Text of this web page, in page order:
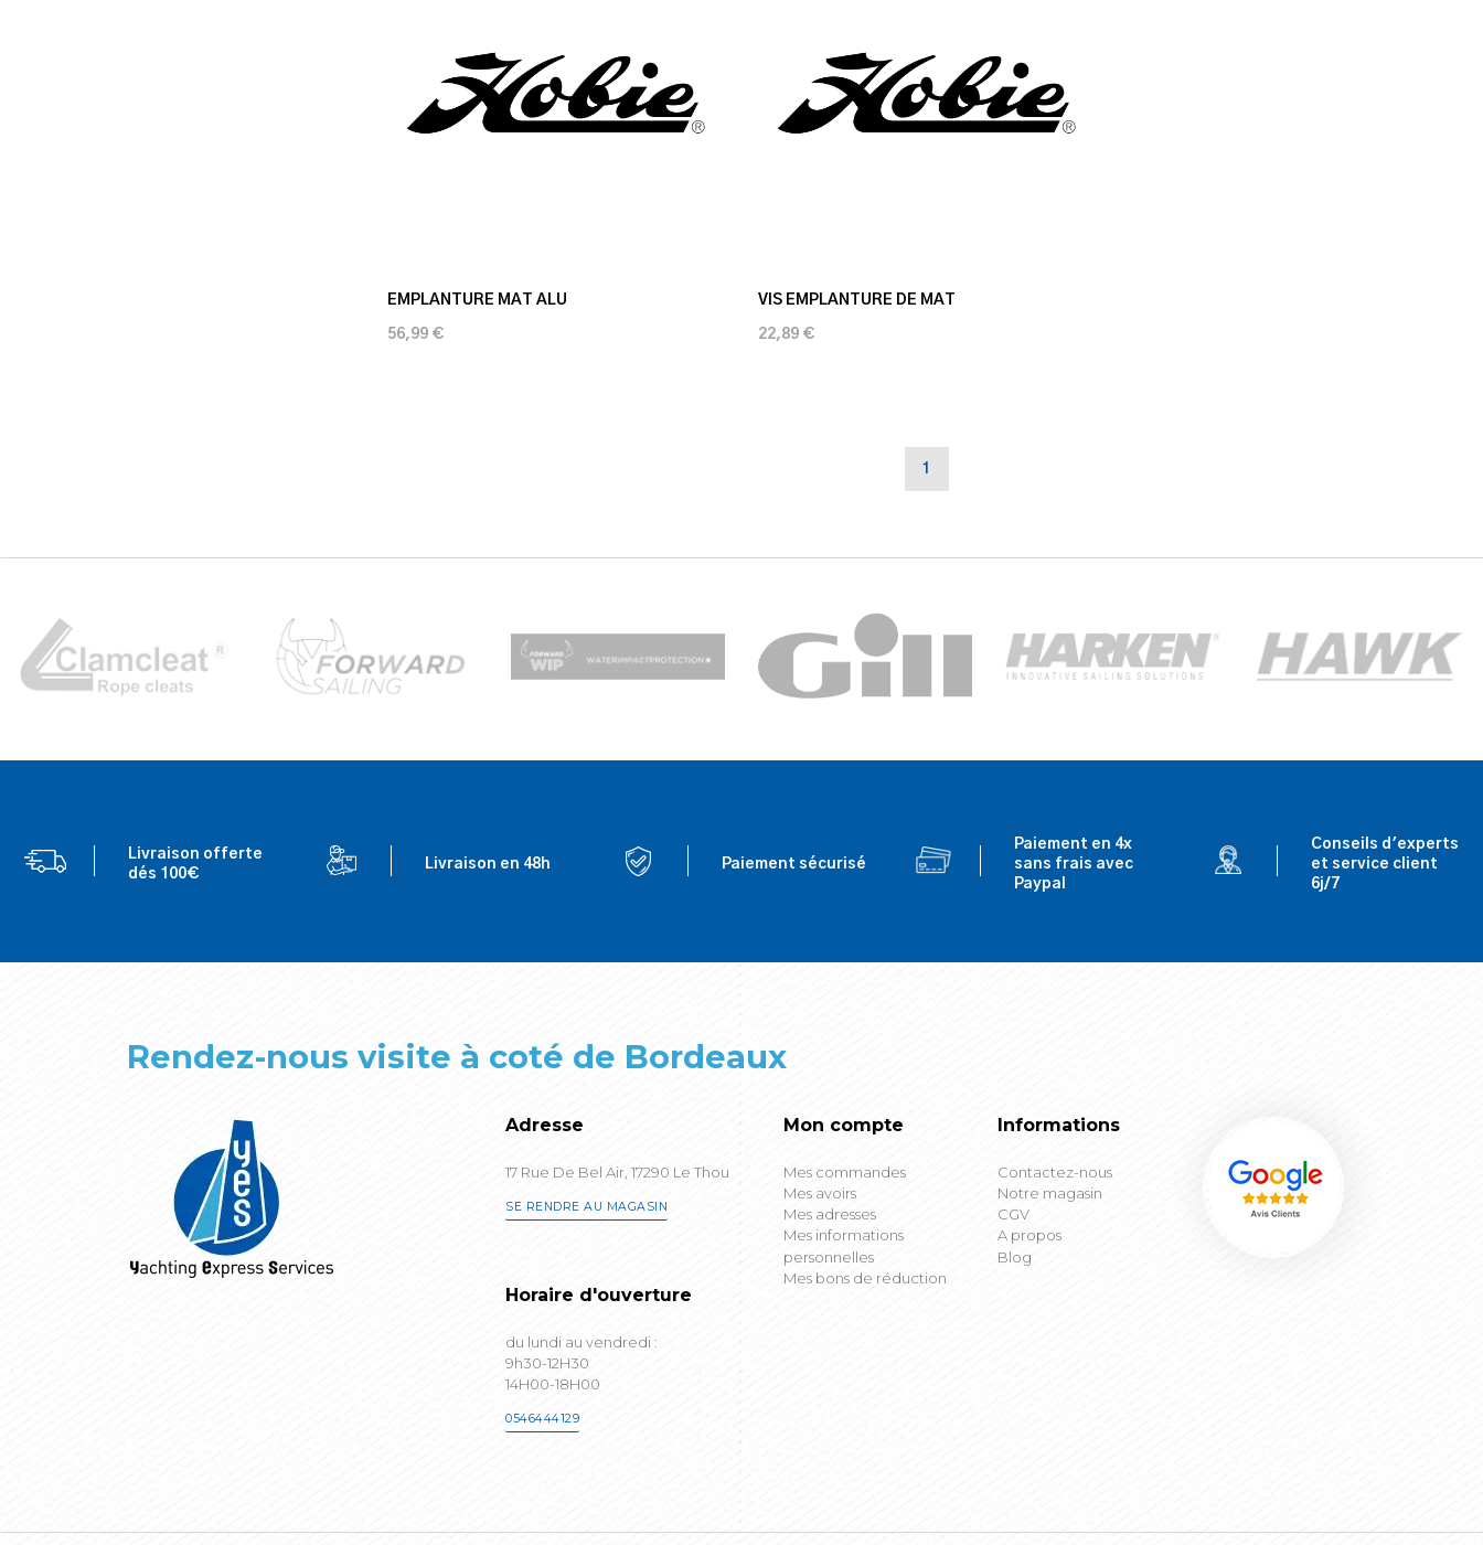
EMPLANTURE MAT ALU
56,99 €
VIS EMPLANTURE DE MAT
22,89 €
1
Livraison offerte
dés 100€
Livraison en 48h Paiement sécurisé
Paiement en 4x
sans frais avec
Paypal
Conseils d'experts
et service client
6j/7
Rendez-nous visite à coté de Bordeaux
Adresse
17 Rue De Bel Air, 17290 Le Thou
SE RENDRE AU MAGASIN
Horaire d'ouverture
du lundi au vendredi :
9h30-12H30
14H00-18H00
0546444129
Mon compte
Mes commandes
Mes avoirs
Mes adresses
Mes informations
personnelles
Mes bons de réduction
Informations
Contactez-nous
Notre magasin
CGV
A propos
Blog